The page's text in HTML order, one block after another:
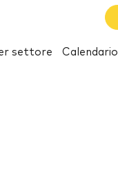
settore Calendario